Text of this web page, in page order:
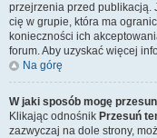
przejrzenia przed publikacją.
cię w grupie, która ma
konieczności ich
forum. Aby uzyskać więcej
Na górę
W jaki sposób mogę
Klikając odnośnik Przesuń
zazwyczaj na dole strony,